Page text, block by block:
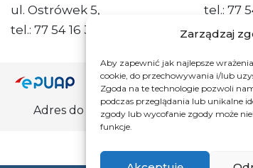
Zarządzaj
Aby zapewnić jak najlepsze
cookie, do przechowywania i/lub
Zgoda na te technologie pozwoli
podczas przeglądania lub unikalne
zgody lub wycofanie zgody może
funkcje.
ul. Ostrówek 5,
tel.: 77 54 16 332
tel.: 77
faks: 77
Adres ePUAP Urzędu:
Urzędu: AE:PL-66703-